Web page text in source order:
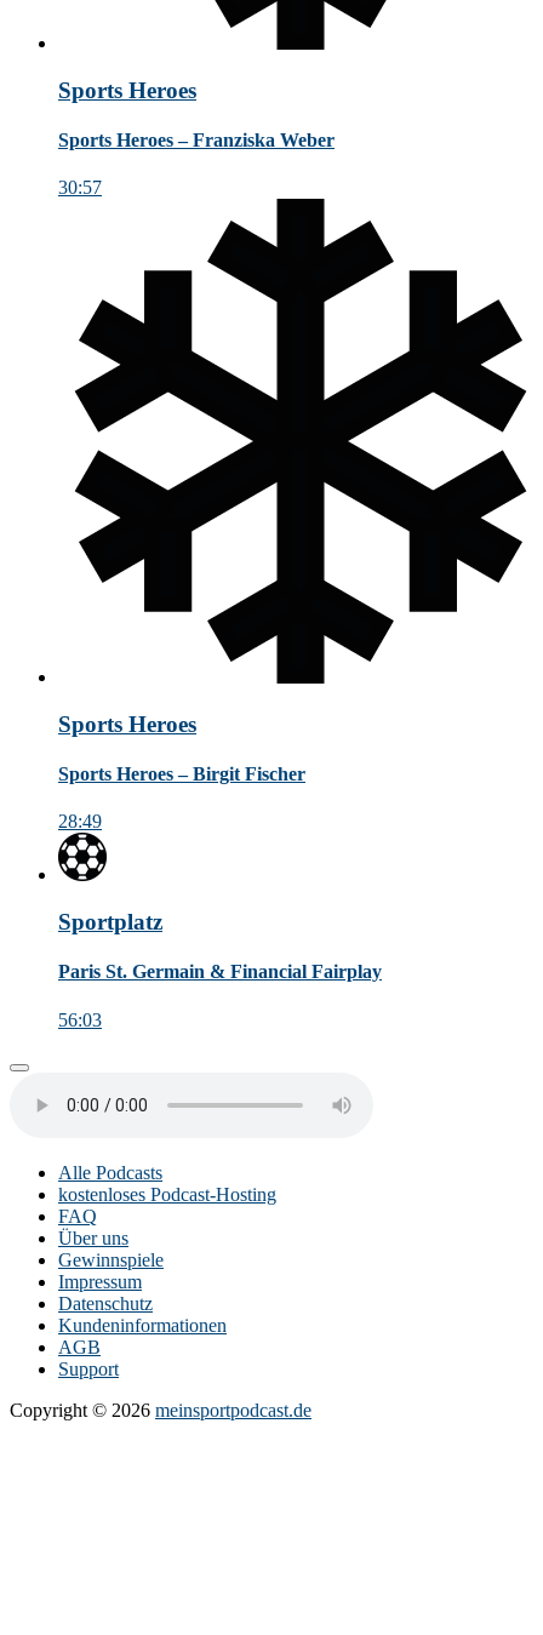
Sports Heroes
Sports Heroes – Franziska Weber
30:57
Sports Heroes
Sports Heroes – Birgit Fischer
28:49
Sportplatz
Paris St. Germain & Financial Fairplay
56:03
Alle Podcasts
kostenloses Podcast-Hosting
FAQ
Über uns
Gewinnspiele
Impressum
Datenschutz
Kundeninformationen
AGB
Support
Copyright © 2026 meinsportpodcast.de